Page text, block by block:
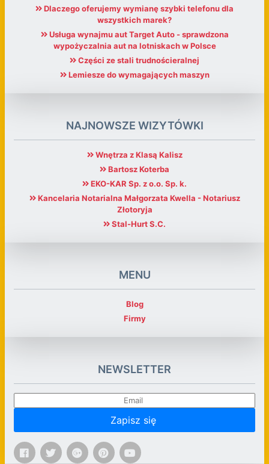
Dlaczego oferujemy wymianę szybki telefonu dla
wszystkich marek?
Usługa wynajmu aut Target Auto - sprawdzona
wypożyczalnia aut na lotniskach w Polsce
Części ze stali trudnościeralnej
Lemiesze do wymagających maszyn
NAJNOWSZE WIZYTÓWKI
Wnętrza z Klasą Kalisz
Bartosz Koterba
EKO-KAR Sp. z o.o. Sp. k.
Kancelaria Notarialna Małgorzata Kwella - Notariusz
Złotoryja
Stal-Hurt S.C.
MENU
Blog
Firmy
NEWSLETTER
Zapisz się